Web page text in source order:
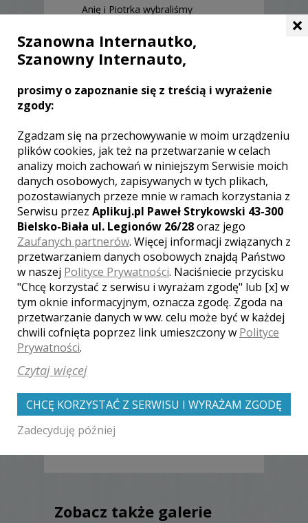
Anię i Piotrka wybraliśmy
wyszły pięknie a plener
przeszedł nasze najśmielsze
oczekiwania. Stworzyli oni
profesjonalnie podeszli do
zadania. Byli otwarci na nasze
młodym parą. Już po ślubie
zrozumieliśmy jak wiele zależy
od wyboru dobrego fotografa a
my z całą pewnością możemy
powiedzieć że nasz wybór był
trafny. Wspaniałe zdjęcia będą
pamiątką na całe życie.
Izabela, Tadeusz Lis , ślub:2012-
08-11
Bardzo profesjonalna
współpraca. Bez zbędnego
pozowania, dyskretnie.
Pomagali i doradzali nam w
niektórych kwestiach jeszcze
wspaniałe zdjęcia.
Agnieszka i Wojtek, ślub:2011-
12-31
Zobacz także galerie
×
Szanowna Internautko,
Szanowny Internauto,
prosimy o zapoznanie się z treścią i wyrażenie
zgody:
Zgadzam się na przechowywanie w moim urządzeniu
plików cookies, jak też na przetwarzanie w celach
analizy moich zachowań w niniejszym Serwisie moich
danych osobowych, zapisywanych w tych plikach,
pozostawianych przeze mnie w ramach korzystania z
Serwisu przez Aplikuj.pl Paweł Strykowski 43-300
Bielsko-Biała ul. Legionów 26/28oraz jego
Zaufanych partnerów. Więcej informacji związanych z
przetwarzaniem danych osobowych znajdą Państwo
w naszej Polityce Prywatności. Naciśniecie przycisku
"Chcę korzystać z serwisu i wyrażam zgodę" lub [x] w
tym oknie informacyjnym, oznacza zgodę. Zgoda na
przetwarzanie danych w ww. celu może być w każdej
chwili cofnięta poprzez link umieszczony w Polityce
Prywatności.
Czytaj więcej
CHCĘ KORZYSTAĆ Z SERWISU I WYRAŻAM ZGODĘ
Zadecyduję później